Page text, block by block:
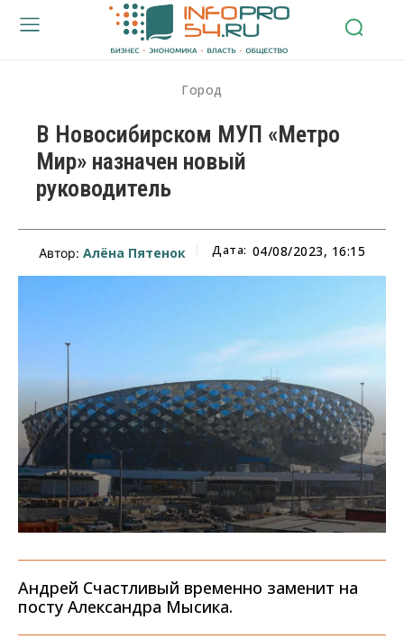
Город
В Новосибирском МУП «Метро
Мир» назначен новый
руководитель
Автор: Алёна Пятенок Дата: 04/08/2023, 16:15
Андрей Счастливый временно заменит на
посту Александра Мысика.